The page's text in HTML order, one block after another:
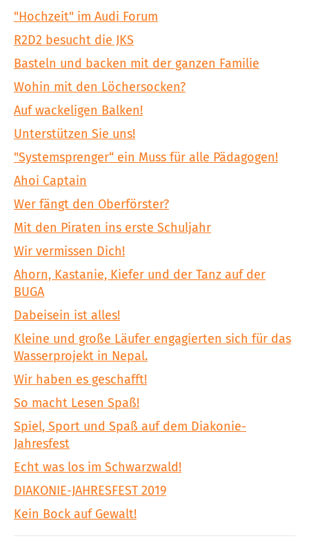
"Hochzeit" im Audi Forum
R2D2 besucht die JKS
Basteln und backen mit der ganzen Familie
Wohin mit den Löchersocken?
Auf wackeligen Balken!
Unterstützen Sie uns!
"Systemsprenger“ ein Muss für alle Pädagogen!
Ahoi Captain
Wer fängt den Oberförster?
Mit den Piraten ins erste Schuljahr
Wir vermissen Dich!
Ahorn, Kastanie, Kiefer und der Tanz auf der
BUGA
Dabeisein ist alles!
Kleine und große Läufer engagierten sich für das
Wasserprojekt in Nepal.
Wir haben es geschafft!
So macht Lesen Spaß!
Spiel, Sport und Spaß auf dem Diakonie-
Jahresfest
Echt was los im Schwarzwald!
DIAKONIE-JAHRESFEST 2019
Kein Bock auf Gewalt!